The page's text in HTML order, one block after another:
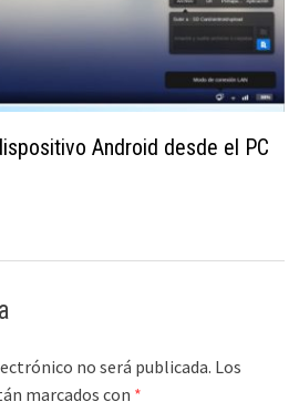
Android desde el PC
no será publicada. Los
marcados con *